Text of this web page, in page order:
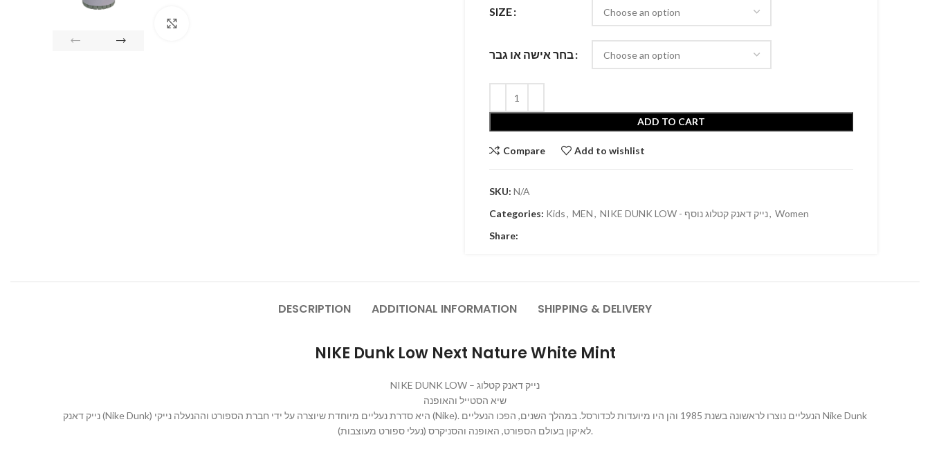
SIZE
בחר אישה או גבר
ADD TO CART
Compare Add to wishlist
SKU: N/A
Categories: Kids, MEN, NIKE DUNK LOW - נייק דאנק קטלוג נוסף, Women
Share:
DESCRIPTION ADDITIONAL INFORMATION SHIPPING & DELIVERY
NIKE Dunk Low Next Nature White Mint
NIKE DUNK LOW – נייק דאנק קטלוג
שיא הסטייל והאופנה
נייק דאנק (Nike Dunk) היא סדרת נעליים מיוחדת שיוצרה על ידי חברת הספורט וההנעלה נייקי (Nike). הנעליים נוצרו לראשונה בשנת 1985 והן היו מיועדות לכדורסל. במהלך השנים, הפכו הנעליים Nike Dunk
לאיקון בעולם הספורט, האופנה והסניקרס (נעלי ספורט מעוצבות).